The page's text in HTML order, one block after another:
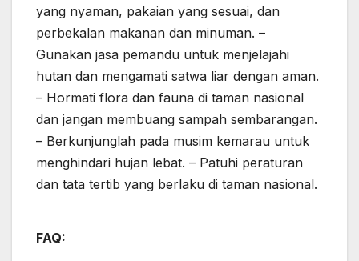
yang nyaman, pakaian yang sesuai, dan
perbekalan makanan dan minuman. –
Gunakan jasa pemandu untuk menjelajahi
hutan dan mengamati satwa liar dengan aman.
– Hormati flora dan fauna di taman nasional
dan jangan membuang sampah sembarangan.
– Berkunjunglah pada musim kemarau untuk
menghindari hujan lebat. – Patuhi peraturan
dan tata tertib yang berlaku di taman nasional.
FAQ: